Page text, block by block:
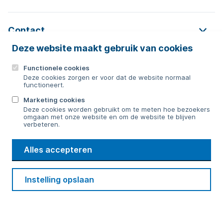
Deze website maakt gebruik van cookies
Functionele cookies
Deze cookies zorgen er voor dat de website normaal
functioneert.
Marketing cookies
Deze cookies worden gebruikt om te meten hoe bezoekers
omgaan met onze website en om de website te blijven
verbeteren.
Alles accepteren
Instelling opslaan
Contact
Contact
Bericht sturen
WMD
Drinkwater
Cookie voorkeuren
Privacy Disclaimer